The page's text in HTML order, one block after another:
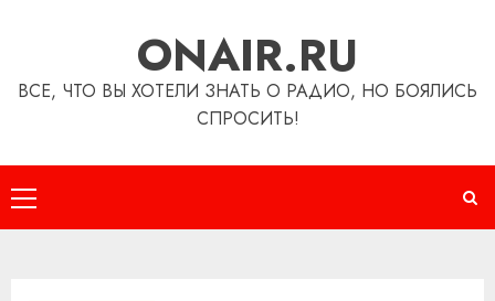
ONAIR.RU
ВСЕ, ЧТО ВЫ ХОТЕЛИ ЗНАТЬ О РАДИО, НО БОЯЛИСЬ
СПРОСИТЬ!
Основное
меню